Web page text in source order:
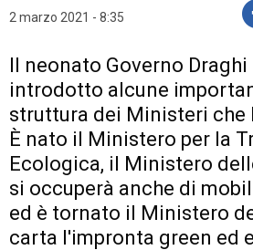
2 marzo 2021 - 8:35
Il neonato Governo Draghi
introdotto alcune
struttura dei Ministeri che
È nato il Ministero per la
Ecologica, il Ministero
si occuperà anche di
ed è tornato il Ministero
carta l'impronta green ed